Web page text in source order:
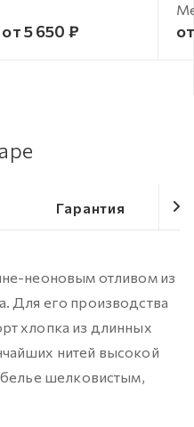
от 5 650 ₽
Гарантия
неоновым отливом из
Для его производства
хлопка из длинных
нитей высокой
белье шелковистым,